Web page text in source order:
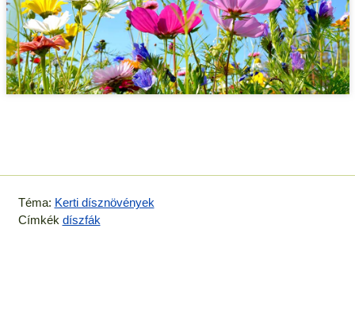
Téma: Kerti dísznövények
Címkék díszfák